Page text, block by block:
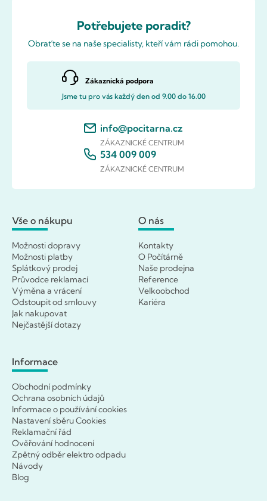
Potřebujete poradit?
Obraťte se na naše specialisty, kteří vám rádi pomohou.
Zákaznická podpora
Jsme tu pro vás každý den od 9.00 do 16.00
info@pocitarna.cz
ZÁKAZNICKÉ CENTRUM
534 009 009
ZÁKAZNICKÉ CENTRUM
Vše o nákupu
Možnosti dopravy
Možnosti platby
Splátkový prodej
Průvodce reklamací
Výměna a vrácení
Odstoupit od smlouvy
Jak nakupovat
Nejčastější dotazy
O nás
Kontakty
O Počítárně
Naše prodejna
Reference
Velkoobchod
Kariéra
Informace
Obchodní podmínky
Ochrana osobních údajů
Informace o používání cookies
Nastavení sběru Cookies
Reklamační řád
Ověřování hodnocení
Zpětný odběr elektro odpadu
Návody
Blog